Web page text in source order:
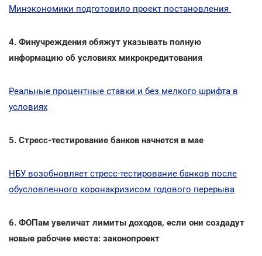
Минэкономики подготовило проект постановления
4. Финучреждения обяжут указывать полную
информацию об условиях микрокредитования
Реальные процентные ставки и без мелкого шрифта в
условиях
5. Стресс-тестирование банков начнется в мае
НБУ возобновляет стресс-тестирование банков после
обусловленного коронакризисом годового перерыва
6. ФОПам увеличат лимиты доходов, если они создадут
новые рабочие места: законопроект